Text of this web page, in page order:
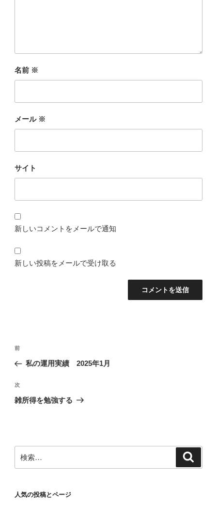
名前 ※
メール ※
サイト
新しいコメントをメールで通知
新しい投稿をメールで受け取る
投
ナ
ビ
ゲ
ン
前
の
稿
前
私の運用実績 2025年1月
次
の
次
雑所得を勉強する
索:
人気の投稿とページ